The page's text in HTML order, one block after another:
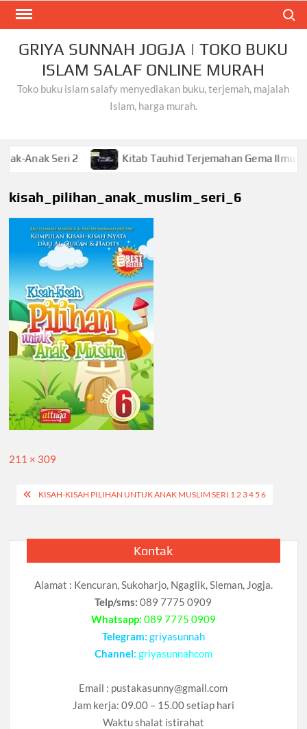
Skip
contentGRIYA SUNNAH JOGJA | TOKO BUKU
ISLAM SALAF ONLINE MURAH
Toko buku islam salafy menyediakan buku, terjemah, majalah
Islam, harga murah.
Seri 2 Kitab Tauhid Terjemahan Gema Ilmu
kisah_pilihan_anak_muslim_seri_6
Full
211 × 309
Navigasi
KISAH-KISAH PILIHAN UNTUK ANAK MUSLIM SERI 1 2 3 4 5 6
Kontak
Alamat : Kencuran, Sukoharjo, Ngaglik, Sleman, Jogja.
Telp/sms: 089 7775 0909
Whatsapp: 089 7775 0909
Telegram: griyasunnah
Channel: griyasunnahcom
Email : pustakasunny@gmail.com
Jam kerja: 09.00 – 15.00 setiap hari
Waktu shalat istirahat